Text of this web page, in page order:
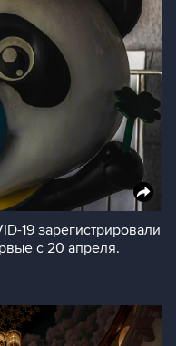
19 зарегистрировали
с 20 апреля.